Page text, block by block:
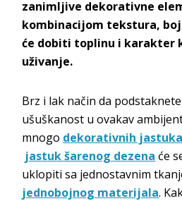
zanimljive dekorativne
kombinacijom tekstura,
će dobiti toplinu i karakter
uživanje.
Brz i lak način da
ušuškanost u ovakav
mnogo dekorativnih jastuka
jastuk šarenog dezena će
uklopiti sa jednostavnim
jednobojnog materijala.